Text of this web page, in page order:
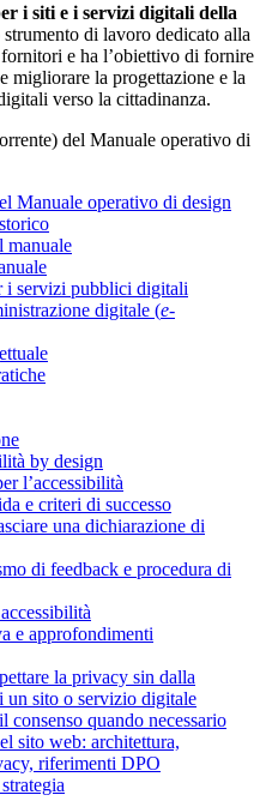
i siti e i servizi digitali della
strumento di lavoro dedicato alla
e ha l’obiettivo di fornire
migliorare la progettazione e la
verso la cittadinanza.
del Manuale operativo di
Manuale operativo di design
manuale
i servizi pubblici digitali
digitale (e-
by design
l’accessibilità
e criteri di successo
una dichiarazione di
di feedback e procedura di
e approfondimenti
la privacy sin dalla
un sito o servizio digitale
consenso quando necessario
sito web: architettura,
riferimenti DPO